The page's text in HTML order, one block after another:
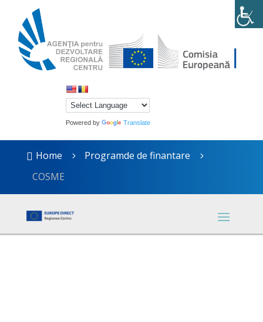
Powered by Translate
 Home 5 Programde de finantare 5
COSME